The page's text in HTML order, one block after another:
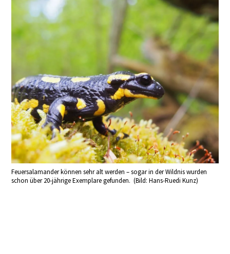
Feuersalamander können sehr alt werden – sogar in der Wildnis wurden
schon über 20-jährige Exemplare gefunden. (Bild: Hans-Ruedi Kunz)